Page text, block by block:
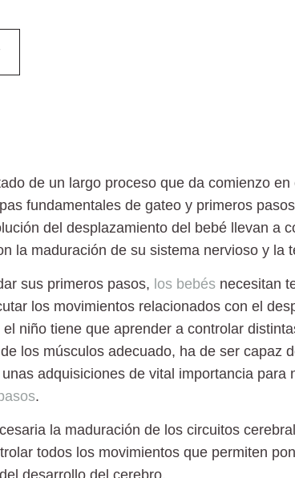
de un largo proceso que da comienzo
fundamentales de gateo y primeros
del desplazamiento del bebé llevan a
la maduración de su sistema nervioso y la
sus primeros pasos, los bebés necesitan
los movimientos relacionados con el
niño tiene que aprender a controlar
los músculos adecuado, ha de ser capaz
adquisiciones de vital importancia para
.
la maduración de los circuitos
todos los movimientos que permiten